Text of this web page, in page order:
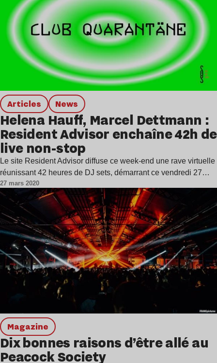
Articles news
Helena Hauff, Marcel Dettmann :
Resident Advisor enchaîne 42h de
live non-stop
Le site Resident Advisor diffuse ce week-end une rave virtuelle
réunissant 42 heures de DJ sets, démarrant ce vendredi 27…
27 mars 2020
magazine
Dix bonnes raisons d’être allé au
Peacock Society